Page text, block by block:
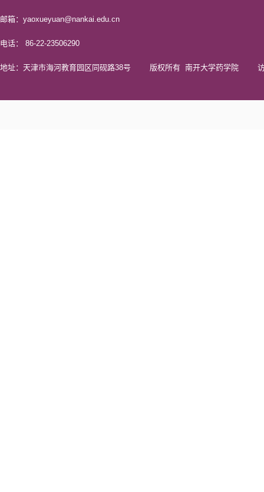
邮箱：yaoxueyuan@nankai.edu.cn
电话： 86-22-23506290
地址：天津市海河教育园区同砚路38号 版权所有 南开大学药学院 访